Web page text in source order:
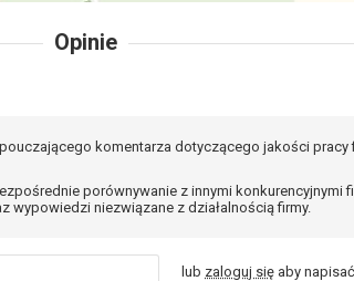
Opinie
komentarza dotyczącego jakości pracy
porównywanie z innymi konkurencyjnymi
wypowiedzi niezwiązane z działalnością firmy.
lub zaloguj się aby